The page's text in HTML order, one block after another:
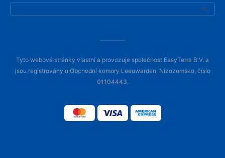
Tyto webové stránky vlastní a provozuje společnost EasyTerra B.V. a
jsou registrovány u Obchodní komory Leeuwarden, Nizozemsko, číslo
01104443.